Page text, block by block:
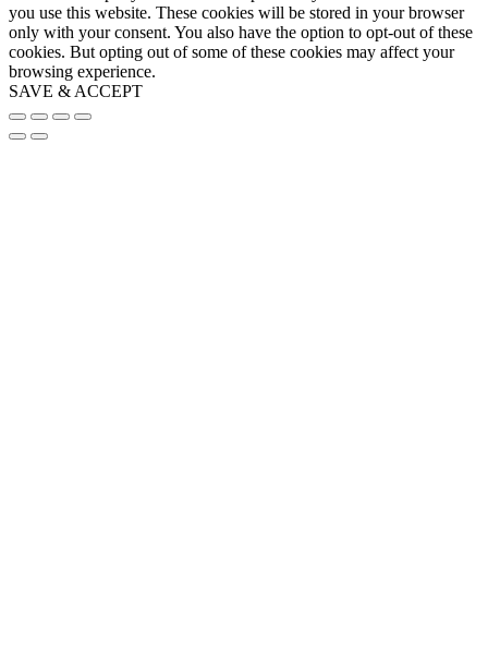
you use this website. These cookies will be stored in your browser
only with your consent. You also have the option to opt-out of these
cookies. But opting out of some of these cookies may affect your
browsing experience.
SAVE & ACCEPT